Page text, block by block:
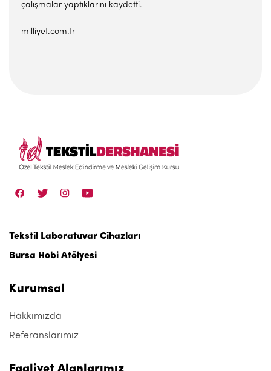
çalışmalar yaptıklarını kaydetti.
milliyet.com.tr
Tekstil Laboratuvar Cihazları
Bursa Hobi Atölyesi
Kurumsal
Hakkımızda
Referanslarımız